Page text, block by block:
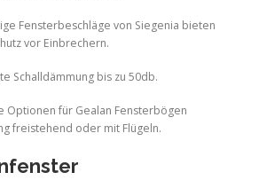
Fensterbeschläge von Siegenia bieten
vor Einbrechern.
Schalldämmung bis zu 50db.
Optionen für Gealan Fensterbögen
freistehend oder mit Flügeln.